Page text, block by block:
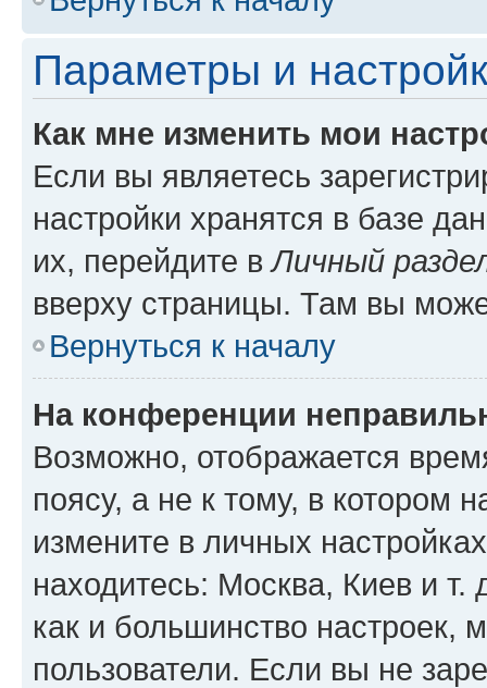
Параметры и
Как мне изменить мои
Если вы являетесь
настройки хранятся в базе
их, перейдите вЛичный
вверху страницы. Там вы
Вернуться к началу
На конференции
Возможно, отображается
поясу, а не к тому, в котором
измените в личных
находитесь: Москва, Киев и т.
как и большинство настроек,
пользователи. Если вы не